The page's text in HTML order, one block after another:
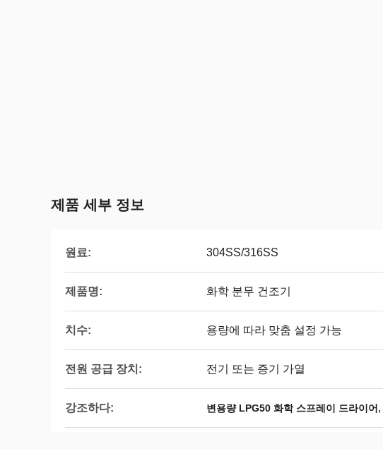
제품 세부 정보
원료: 304SS/316SS
제품명: 화학 분무 건조기
치수: 용량에 따라 맞춤 설정 가능
전원 공급 장치: 전기 또는 증기 가열
강조하다: 변용량 LPG50 화학 스프레이 드라이어 ,